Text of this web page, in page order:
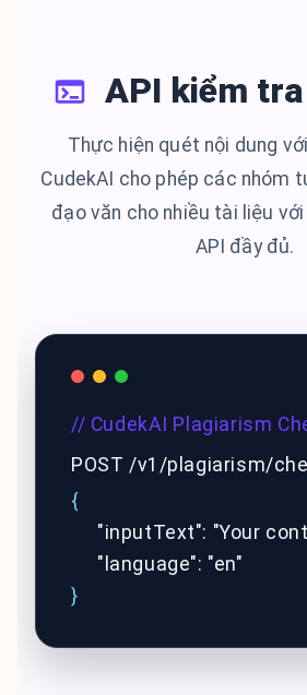
API kiểm
Thực hiện quét nội dung
CudekAI cho phép các nhóm
đạo văn cho nhiều tài liệu
API đầy đủ.
// CudekAI Plagiarism
POST /v1/plagiarism/
{
"inputText": "Your
"language": "en"
}